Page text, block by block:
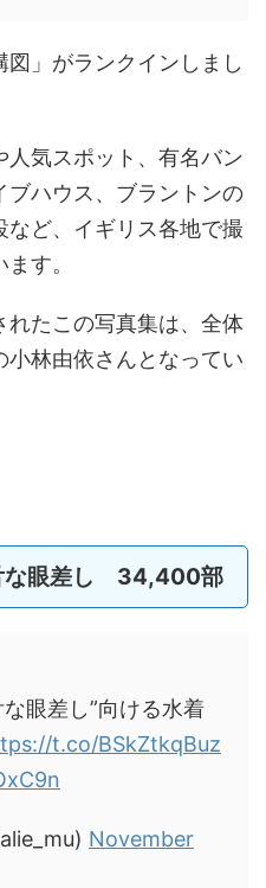
」がランクインしまし
人気スポット、有名バン
ブハウス、ブラントンの
など、イギリス各地で撮
す。
れたこの写真集は、全体
小林由依さんとなってい
な眼差し 34,400部
眼差し”向ける水着
t.co/BSkZtkqBuz
November